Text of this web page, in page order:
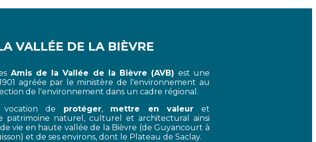
VALLÉE DE LA BIÈVRE
Amis de la Vallée de la Bièvre (AVB) est une
agréée par le ministère de l'environnement au
de l'environnement dans un cadre régional.
de protéger, mettre en valeur et
patrimoine naturel, culturel et architectural ainsi
vie en haute vallée de la Bièvre (de Guyancourt à
et de ses environs, dont le Plateau de Saclay.